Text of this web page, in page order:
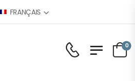
FRANÇAIS
0